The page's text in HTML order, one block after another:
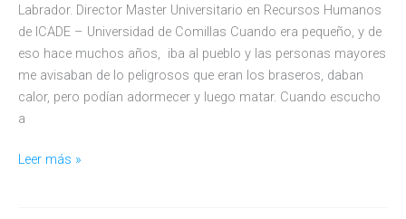
Labrador. Director Master Universitario en Recursos Humanos
de lCADE – Universidad de Comillas Cuando era pequeño, y de
eso hace muchos años, iba al pueblo y las personas mayores
me avisaban de lo peligrosos que eran los braseros, daban
calor, pero podían adormecer y luego matar. Cuando escucho
a
“Virgencita…
Leer más »